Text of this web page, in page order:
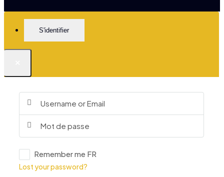
S'identifier
Remember me FR
Lost your password?